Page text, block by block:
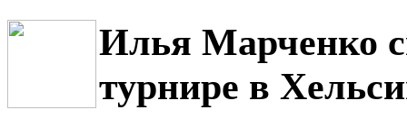
Илья Марченко
турнире в